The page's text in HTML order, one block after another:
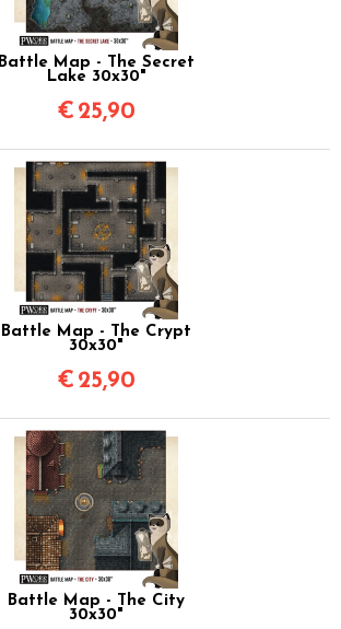
Battle Map - The Secret
Lake 30x30"
€ 25,90
Battle Map - The Crypt
30x30"
€ 25,90
Battle Map - The City
30x30"